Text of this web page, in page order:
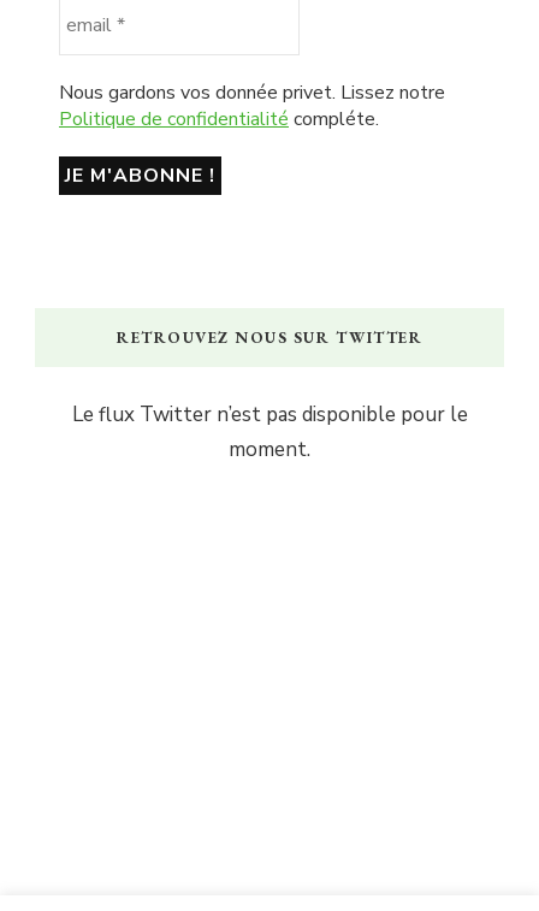
Nous gardons vos donnée privet. Lissez notre
Politique de confidentialité compléte.
RETROUVEZ NOUS SUR TWITTER
Le flux Twitter n’est pas disponible pour le
moment.